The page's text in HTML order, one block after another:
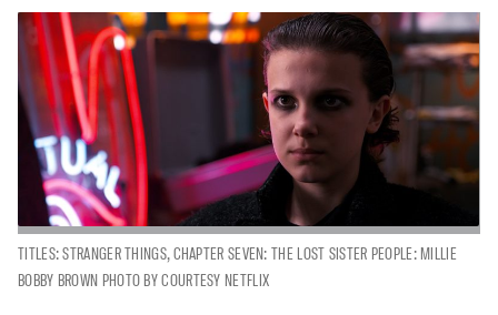
TITLES: STRANGER THINGS, CHAPTER SEVEN: THE LOST SISTER PEOPLE: MILLIE
BOBBY BROWN PHOTO BY COURTESY NETFLIX